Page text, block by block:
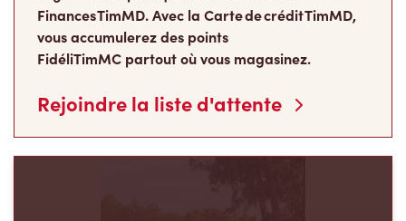
Finances TimMD. Avec la Carte de crédit TimMD,
vous accumulerez des points
FidéliTimMC partout où vous magasinez.
Rejoindre la liste d'attente